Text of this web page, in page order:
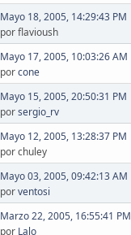
Mayo 18, 2005, 14:29:43 PM
por flavioush
Mayo 17, 2005, 10:03:26 AM
porcone
Mayo 15, 2005, 20:50:31 PM
porsergio_rv
Mayo 12, 2005, 13:28:37 PM
por chuley
Mayo 03, 2005, 09:42:13 AM
porventosi
Marzo 22, 2005, 16:55:41 PM
por Lalo